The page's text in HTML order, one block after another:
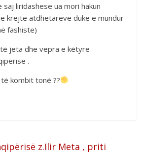
saj liridashese ua mori hakun
krejte atdhetareve duke e mundur
fashiste)
jeta dhe vepra e këtyre
.
kombit tonë ??
z.Ilir Meta , priti